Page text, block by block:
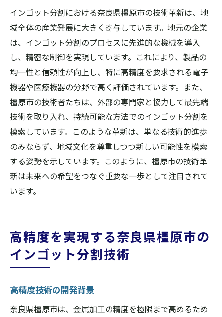
インゴット分割における奈良県橿原市の技術革新は、地
域全体の産業発展に大きく寄与しています。地元の企業
は、インゴット分割のプロセスに先進的な機械を導入
し、精密な制御を実現しています。これにより、製品の
均一性と信頼性が向上し、特に高精度を要求される電子
機器や医療機器の分野で高く評価されています。また、
橿原市の技術者たちは、外部の専門家と協力して最先端
技術を取り入れ、持続可能な方法でのインゴット分割を
模索しています。このような革新は、単なる技術的進歩
のみならず、地域文化を尊重しつつ新しい可能性を模索
する姿勢を示しています。このように、橿原市の技術革
新は未来への希望をつなぐ重要な一歩として注目されて
います。
高精度を実現する奈良県橿原市の
インゴット分割技術
高精度技術の開発背景
奈良県橿原市は、金属加工の精度を極限まで高めるため